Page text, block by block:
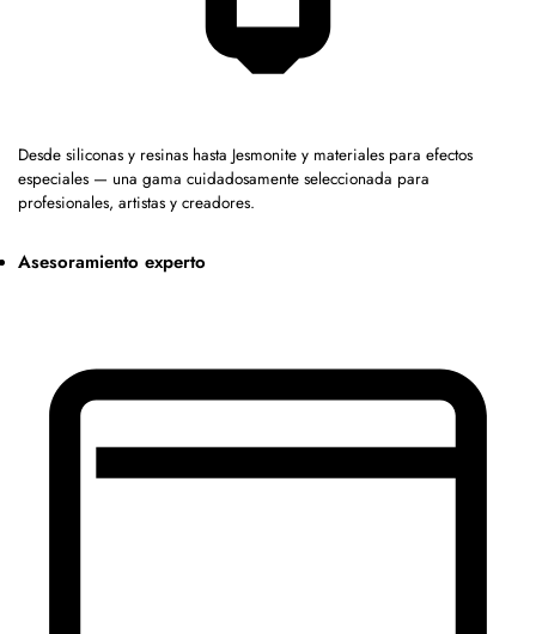
Desde siliconas y resinas hasta Jesmonite y materiales para efectos
especiales — una gama cuidadosamente seleccionada para
profesionales, artistas y creadores.
Asesoramiento experto